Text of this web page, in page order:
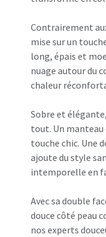
Contrairement
mise sur un
long, épais et
nuage autour du
chaleur
Sobre et
tout. Un manteau
touche chic. Une
ajoute du style
intemporelle en
Avec sa double
douce côté peau
nos experts